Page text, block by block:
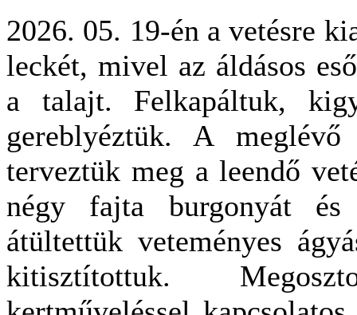
2026. 05. 19-én a vetésre
leckét, mivel az áldásos
a talajt. Felkapáltuk,
gereblyéztük. A meglévő
terveztük meg a leendő
négy fajta burgonyát és
átültettük veteményes
kitisztítottuk.